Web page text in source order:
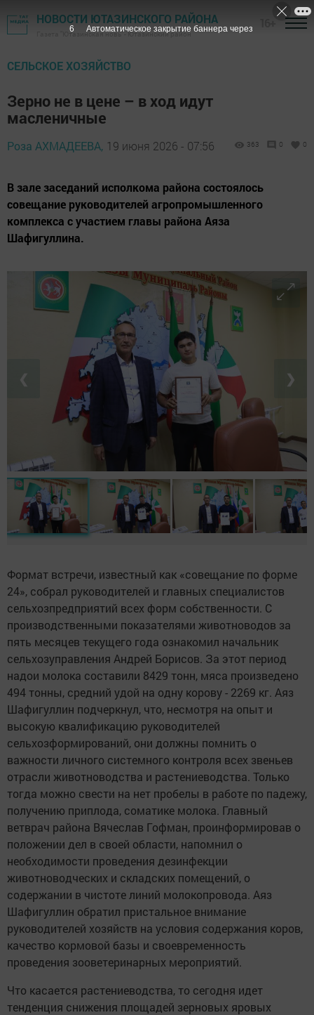
НОВОСТИ ЮТАЗИНСКОГО РАЙОНА
Газета "Ютазинская новь" - Ютазинский район
СЕЛЬСКОЕ ХОЗЯЙСТВО
Зерно не в цене – в ход идут
масленичные
Роза АХМАДЕЕВА, 19 июня 2026 - 07:56 363 0 0
В зале заседаний исполкома района состоялось
совещание руководителей агропромышленного
комплекса с участием главы района Аяза
Шафигуллина.
❮ ❯
Формат встречи, известный как «совещание по форме
24», собрал руководителей и главных специалистов
сельхозпредприятий всех форм собственности. С
производственными показателями животноводов за
пять месяцев текущего года ознакомил начальник
сельхозуправления Андрей Борисов. За этот период
надои молока составили 8429 тонн, мяса произведено
494 тонны, средний удой на одну корову - 2269 кг. Аяз
Шафигуллин подчеркнул, что, несмотря на опыт и
высокую квалификацию руководителей
сельхозформирований, они должны помнить о
важности личного системного контроля всех звеньев
отрасли животноводства и растениеводства. Только
тогда можно свести на нет пробелы в работе по падежу,
получению приплода, соматике молока. Главный
ветврач района Вячеслав Гофман, проинформировав о
положении дел в своей области, напомнил о
необходимости проведения дезинфекции
животноводческих и складских помещений, о
содержании в чистоте линий молокопровода. Аяз
Шафигуллин обратил пристальное внимание
руководителей хозяйств на условия содержания коров,
качество кормовой базы и своевременность
проведения зооветеринарных мероприятий.
Что касается растениеводства, то сегодня идет
тенденция снижения площадей зерновых яровых
5 Автоматическое закрытие баннера через